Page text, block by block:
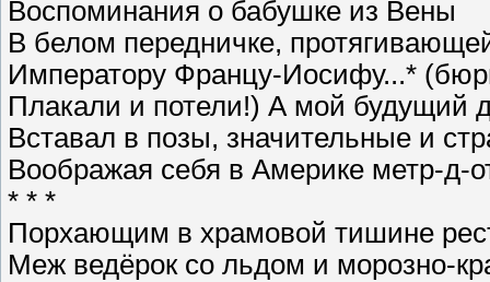
Воспоминания о бабушке из Вены
В белом передничке,
Императору Францу-Иосифу...*
Плакали и потели!) А мой будущий
Вставал в позы, значительные и
Воображая себя в Америке метр-д-
* * *
Порхающим в храмовой тишине
Меж ведёрок со льдом и морозно-